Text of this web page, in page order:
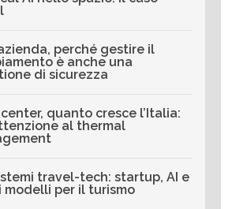
perché gestire il
è anche una
di sicurezza
quanto cresce l’Italia:
al thermal
travel-tech: startup, AI e
modelli per il turismo